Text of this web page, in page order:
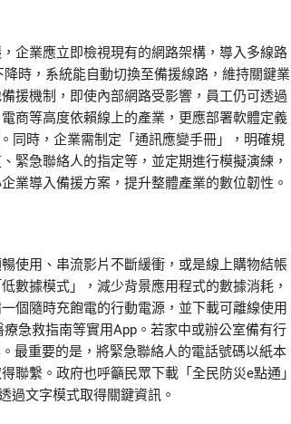
企業應立即檢視現有的網路架構，導入多線路
時，系統能自動切換至備援線路，維持關鍵業
援機制，即使內部網路受影響，員工仍可透過
商等高度依賴線上的產業，更應部署軟體定義
同時，企業需制定「通訊應變手冊」，明確規
緊急聯絡人的指定等，並定期進行模擬演練，
業導入備援方案，提升整體產業的數位韌性。
使用、串流影片不斷緩衝，或是線上購物結帳
數據模式」，減少背景應用程式的數據消耗，
個隨時充飽電的行動電源，並下載可離線使用
急救指南等實用App。若家中或辦公室備有行
最重要的是，將緊急聯絡人的電話號碼以紙本
聯繫。政府也呼籲民眾下載「全民防災e點通
過文字模式取得關鍵資訊。